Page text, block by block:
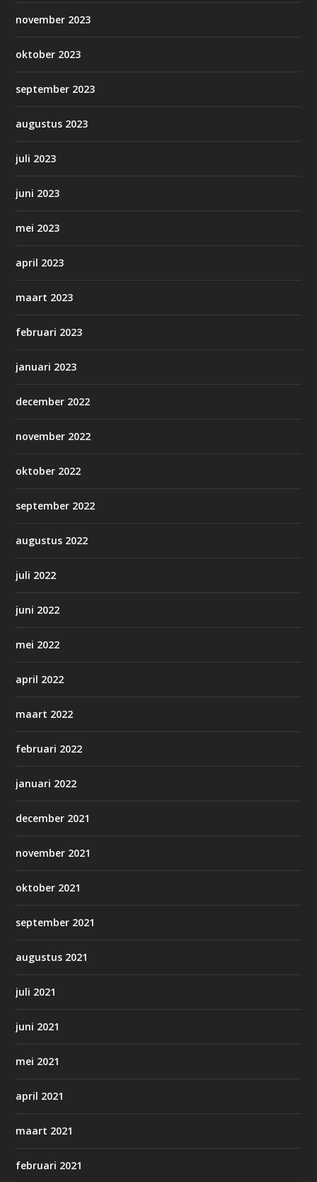
november 2023
oktober 2023
september 2023
augustus 2023
juli 2023
juni 2023
mei 2023
april 2023
maart 2023
februari 2023
januari 2023
december 2022
november 2022
oktober 2022
september 2022
augustus 2022
juli 2022
juni 2022
mei 2022
april 2022
maart 2022
februari 2022
januari 2022
december 2021
november 2021
oktober 2021
september 2021
augustus 2021
juli 2021
juni 2021
mei 2021
april 2021
maart 2021
februari 2021